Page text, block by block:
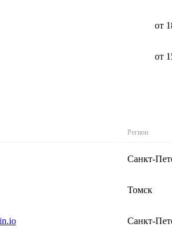
от
от
Регион
Санкт-
Томск
Санкт-